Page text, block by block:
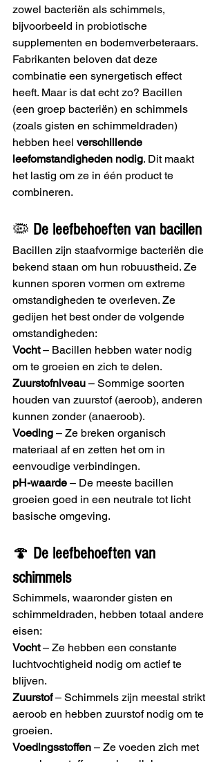
zowel bacteriën als schimmels,
bijvoorbeeld in probiotische
supplementen en bodemverbeteraars.
Fabrikanten beloven dat deze
combinatie een synergetisch effect
heeft. Maar is dat echt zo? Bacillen
(een groep bacteriën) en schimmels
(zoals gisten en schimmeldraden)
hebben heel verschillende
leefomstandigheden nodig. Dit maakt
het lastig om ze in één product te
combineren.
🦠 De leefbehoeften van bacillen
Bacillen zijn staafvormige bacteriën die
bekend staan om hun robuustheid. Ze
kunnen sporen vormen om extreme
omstandigheden te overleven. Ze
gedijen het best onder de volgende
omstandigheden:
Vocht – Bacillen hebben water nodig
om te groeien en zich te delen.
Zuurstofniveau – Sommige soorten
houden van zuurstof (aeroob), anderen
kunnen zonder (anaeroob).
Voeding – Ze breken organisch
materiaal af en zetten het om in
eenvoudige verbindingen.
pH-waarde – De meeste bacillen
groeien goed in een neutrale tot licht
basische omgeving.
🍄 De leefbehoeften van
schimmels
Schimmels, waaronder gisten en
schimmeldraden, hebben totaal andere
eisen:
Vocht – Ze hebben een constante
luchtvochtigheid nodig om actief te
blijven.
Zuurstof – Schimmels zijn meestal strikt
aeroob en hebben zuurstof nodig om te
groeien.
Voedingsstoffen – Ze voeden zich met